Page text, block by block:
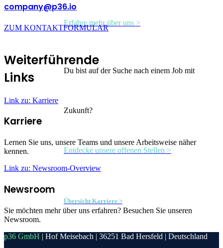
Erfahre mehr über uns >
Du bist auf der Suche nach einem Job mit
Zukunft?
Entdecke unsere offenen Stellen >
Übersicht Karriere >
company@p36.io
ZUM KONTAKTFORMULAR
Weiterführende
Links
Link zu: Karriere
Karriere
Lernen Sie uns, unsere Teams und unsere Arbeitsweise näher
kennen.
Link zu: Newsroom-Overview
Newsroom
Sie möchten mehr über uns erfahren? Besuchen Sie unseren
Newsroom.
p36 GmbH | Hof Meisebach | 36251 Bad Hersfeld | Deutschland